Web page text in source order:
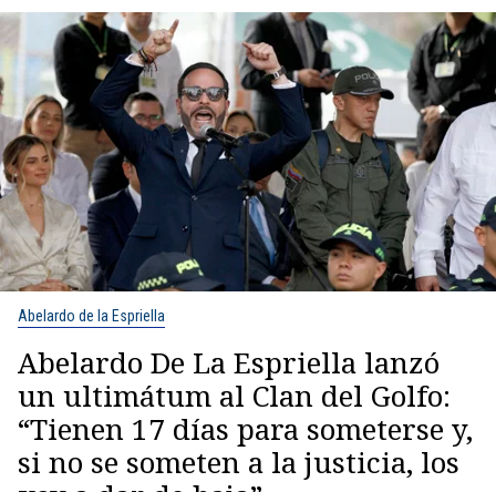
Abelardo de la Espriella
Abelardo De La Espriella lanzó
un ultimátum al Clan del Golfo:
“Tienen 17 días para someterse y,
si no se someten a la justicia, los